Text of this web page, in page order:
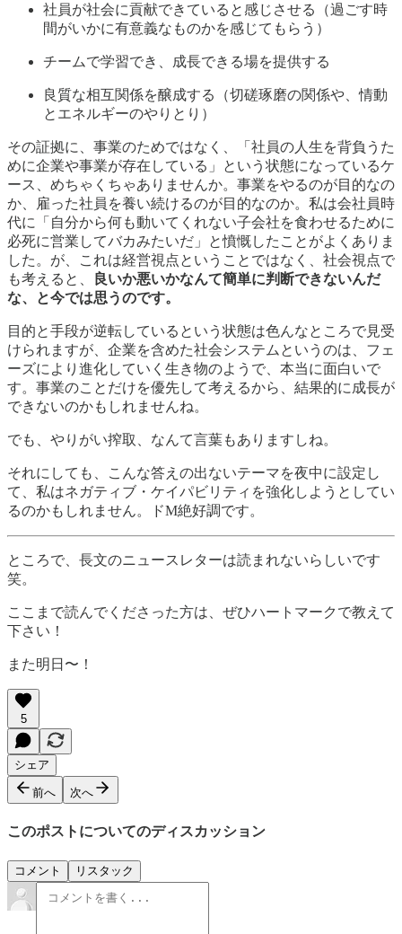
社員が社会に貢献できていると感じさせる（過ごす時
間がいかに有意義なものかを感じてもらう）
チームで学習でき、成長できる場を提供する
良質な相互関係を醸成する（切磋琢磨の関係や、情動
とエネルギーのやりとり）
その証拠に、事業のためではなく、「社員の人生を背負うた
めに企業や事業が存在している」という状態になっているケ
ース、めちゃくちゃありませんか。事業をやるのが目的なの
か、雇った社員を養い続けるのが目的なのか。私は会社員時
代に「自分から何も動いてくれない子会社を食わせるために
必死に営業してバカみたいだ」と憤慨したことがよくありま
した。が、これは経営視点ということではなく、社会視点で
も考えると、
良いか悪いかなんて簡単に判断できないんだ
な、と今では思うのです。
目的と手段が逆転しているという状態は色んなところで見受
けられますが、企業を含めた社会システムというのは、フェ
ーズにより進化していく生き物のようで、本当に面白いで
す。事業のことだけを優先して考えるから、結果的に成長が
できないのかもしれませんね。
でも、やりがい搾取、なんて言葉もありますしね。
それにしても、こんな答えの出ないテーマを夜中に設定し
て、私はネガティブ・ケイパビリティを強化しようとしてい
るのかもしれません。ドM絶好調です。
ところで、長文のニュースレターは読まれないらしいです
笑。
ここまで読んでくださった方は、ぜひハートマークで教えて
下さい！
また明日〜！
5
シェア
前へ 次へ
このポストについてのディスカッション
コメント リスタック